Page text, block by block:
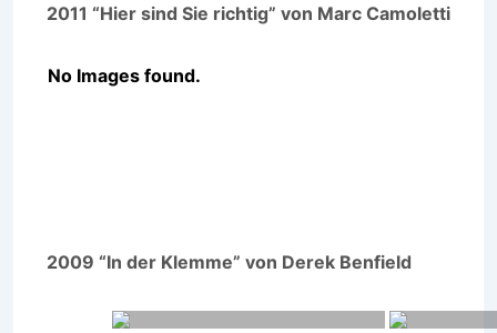
2011 “Hier sind Sie richtig” von Marc Camoletti
No Images found.
2009 “In der Klemme” von Derek Benfield